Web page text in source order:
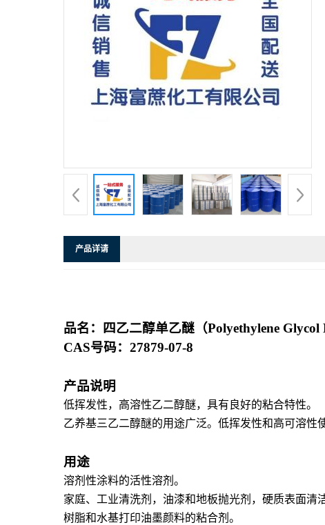
产品详请
品名：四乙二醇单乙醚（Polyethylene
CAS号码： 27879-07-8
产品说明
低挥发性，高溶性乙二醇醚，具有良好的粘合特性。
乙养基三乙二醇醚的用途广泛。低挥发性和高可溶性
用途
溶剂性涂料的活性溶剂。
家庭、工业清洗剂，油漆和地板抛光剂，硬质表面清
树脂和水基打印油墨颜料的粘合剂。